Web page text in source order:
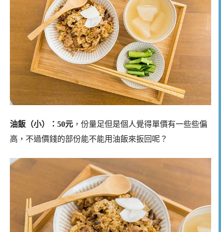
油飯（小）：50元 ，份量足但是個人覺得單價有一些些偏
高，不過價錢的部份能不能用油飯來扳回呢？